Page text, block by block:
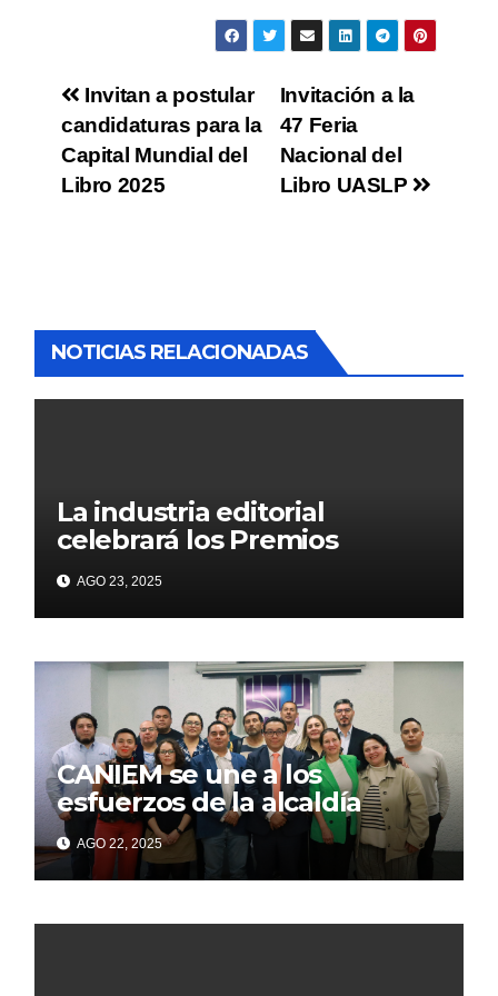
Invitación a la
47 Feria
Nacional del
Libro UASLP
Invitan a postular
candidaturas para la
Capital Mundial del
Libro 2025
NOTICIAS RELACIONADAS
La industria editorial
celebrará los Premios
CANIEM 2025 el 12 de
noviembre
AGO 23, 2025
CANIEM se une a los
esfuerzos de la alcaldía
Iztapalapa para acercar a
grupos vulnerables a la
lectura
AGO 22, 2025